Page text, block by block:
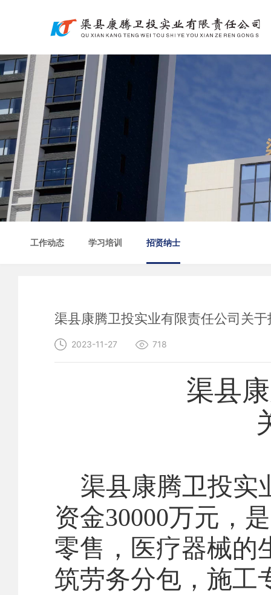
工作动态 学习培训 招贤纳士
渠县康腾卫投实业有限责任公司关
2023-11-27 718
渠县
渠县康腾卫投实
资金30000万元，
零售，医疗器械的
筑劳务分包，施工